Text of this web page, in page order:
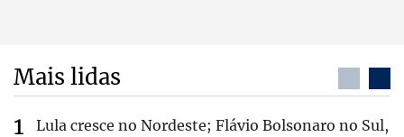
Mais lidas
Lula cresce no Nordeste; Flávio Bolsonaro no Sul,